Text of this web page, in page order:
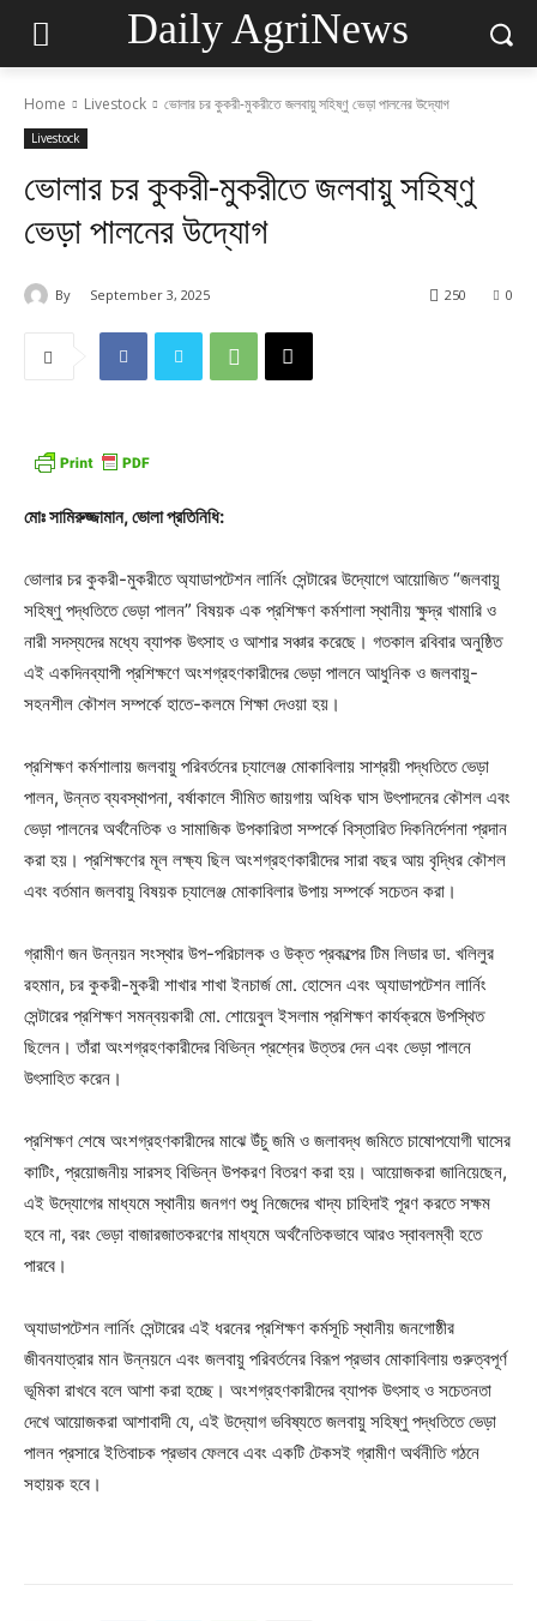
Daily AgriNews
Home Livestock ভোলার চর কুকরী-মুকরীতে জলবায়ু সহিষ্ণু ভেড়া পালনের উদ্যোগ
Livestock
ভোলার চর কুকরী-মুকরীতে জলবায়ু সহিষ্ণু
ভেড়া পালনের উদ্যোগ
By September 3, 2025 0
250
মোঃ সামিরুজ্জামান, ভোলা প্রতিনিধি:
ভোলার চর কুকরী-মুকরীতে অ্যাডাপটেশন লার্নিং সেন্টারের উদ্যোগে আয়োজিত “জলবায়ু
সহিষ্ণু পদ্ধতিতে ভেড়া পালন” বিষয়ক এক প্রশিক্ষণ কর্মশালা স্থানীয় ক্ষুদ্র খামারি ও
নারী সদস্যদের মধ্যে ব্যাপক উৎসাহ ও আশার সঞ্চার করেছে। গতকাল রবিবার অনুষ্ঠিত
এই একদিনব্যাপী প্রশিক্ষণে অংশগ্রহণকারীদের ভেড়া পালনে আধুনিক ও জলবায়ু-
সহনশীল কৌশল সম্পর্কে হাতে-কলমে শিক্ষা দেওয়া হয়।
প্রশিক্ষণ কর্মশালায় জলবায়ু পরিবর্তনের চ্যালেঞ্জ মোকাবিলায় সাশ্রয়ী পদ্ধতিতে ভেড়া
পালন, উন্নত ব্যবস্থাপনা, বর্ষাকালে সীমিত জায়গায় অধিক ঘাস উৎপাদনের কৌশল এবং
ভেড়া পালনের অর্থনৈতিক ও সামাজিক উপকারিতা সম্পর্কে বিস্তারিত দিকনির্দেশনা প্রদান
করা হয়। প্রশিক্ষণের মূল লক্ষ্য ছিল অংশগ্রহণকারীদের সারা বছর আয় বৃদ্ধির কৌশল
এবং বর্তমান জলবায়ু বিষয়ক চ্যালেঞ্জ মোকাবিলার উপায় সম্পর্কে সচেতন করা।
গ্রামীণ জন উন্নয়ন সংস্থার উপ-পরিচালক ও উক্ত প্রকল্পের টিম লিডার ডা. খলিলুর
রহমান, চর কুকরী-মুকরী শাখার শাখা ইনচার্জ মো. হোসেন এবং অ্যাডাপটেশন লার্নিং
সেন্টারের প্রশিক্ষণ সমন্বয়কারী মো. শোয়েবুল ইসলাম প্রশিক্ষণ কার্যক্রমে উপস্থিত
ছিলেন। তাঁরা অংশগ্রহণকারীদের বিভিন্ন প্রশ্নের উত্তর দেন এবং ভেড়া পালনে
উৎসাহিত করেন।
প্রশিক্ষণ শেষে অংশগ্রহণকারীদের মাঝে উঁচু জমি ও জলাবদ্ধ জমিতে চাষোপযোগী ঘাসের
কাটিং, প্রয়োজনীয় সারসহ বিভিন্ন উপকরণ বিতরণ করা হয়। আয়োজকরা জানিয়েছেন,
এই উদ্যোগের মাধ্যমে স্থানীয় জনগণ শুধু নিজেদের খাদ্য চাহিদাই পূরণ করতে সক্ষম
হবে না, বরং ভেড়া বাজারজাতকরণের মাধ্যমে অর্থনৈতিকভাবে আরও স্বাবলম্বী হতে
পারবে।
অ্যাডাপটেশন লার্নিং সেন্টারের এই ধরনের প্রশিক্ষণ কর্মসূচি স্থানীয় জনগোষ্ঠীর
জীবনযাত্রার মান উন্নয়নে এবং জলবায়ু পরিবর্তনের বিরূপ প্রভাব মোকাবিলায় গুরুত্বপূর্ণ
ভূমিকা রাখবে বলে আশা করা হচ্ছে। অংশগ্রহণকারীদের ব্যাপক উৎসাহ ও সচেতনতা
দেখে আয়োজকরা আশাবাদী যে, এই উদ্যোগ ভবিষ্যতে জলবায়ু সহিষ্ণু পদ্ধতিতে ভেড়া
পালন প্রসারে ইতিবাচক প্রভাব ফেলবে এবং একটি টেকসই গ্রামীণ অর্থনীতি গঠনে
সহায়ক হবে।